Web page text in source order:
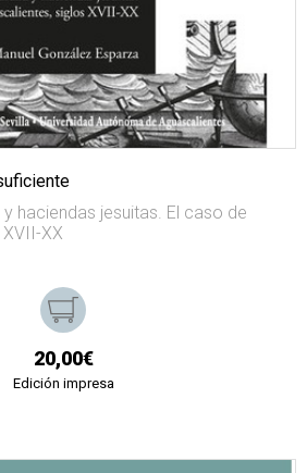
haciendas jesuitas. El caso de
XX
20,00€
Edición impresa